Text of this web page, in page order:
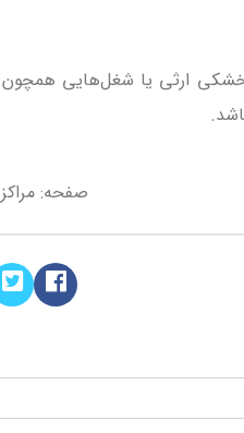
ارثی یا شغل‌هایی همچون
صفحه: